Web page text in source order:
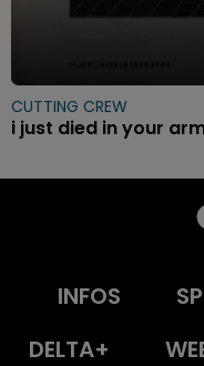
CUTTING CREW
i just died in your
INFOS
DELTA+